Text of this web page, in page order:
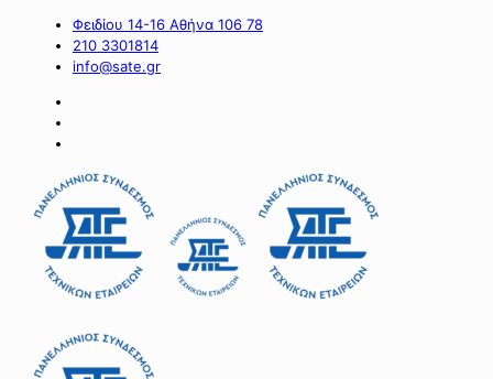
Φειδίου 14-16 Αθήνα 106 78
210 3301814
info@sate.gr